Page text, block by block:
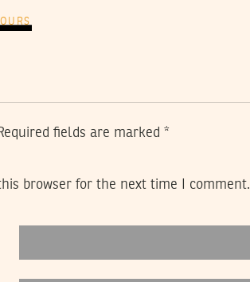
fields are marked*
browser for the next time I comment.